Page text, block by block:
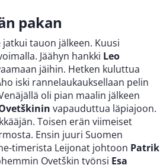
pakan
tauon jälkeen. Kuusi
Jäähyn hankki Leo
jäihin. Hetken kuluttua
iski rannelaukauksellaan pelin
oli pian maalin jälkeen
vapauduttua läpiajoon.
Toisen erän viimeiset
Ensin juuri Suomen
timerista Leijonat johtoon Patrik
Ovetškin työnsi Esa